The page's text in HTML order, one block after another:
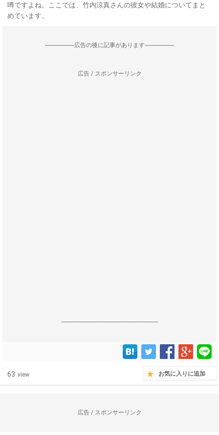
噂ですよね。ここでは、竹内涼真さんの彼女や結婚についてまと
めています。
--------------------広告の後に記事があります--------------------
広告 / スポンサーリンク
------------------------------------------------------------------
63 view お気に入りに追加
広告 / スポンサーリンク